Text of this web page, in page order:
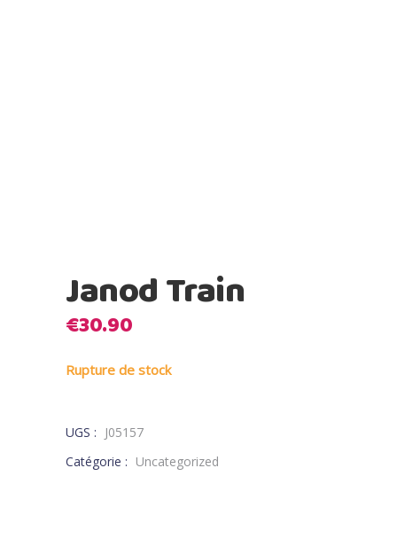
Janod Train
€30.90
Rupture de stock
UGS :
J05157
Catégorie : Uncategorized